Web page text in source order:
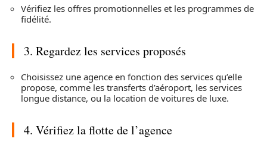
Vérifiez les offres promotionnelles et les programmes de
fidélité.
3. Regardez les services proposés
Choisissez une agence en fonction des services qu’elle
propose, comme les transferts d’aéroport, les services
longue distance, ou la location de voitures de luxe.
4. Vérifiez la flotte de l’agence